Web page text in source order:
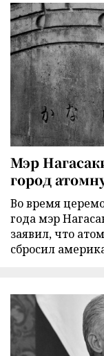
Мэр
город
Во время
года мэр
заявил, что
сбросил